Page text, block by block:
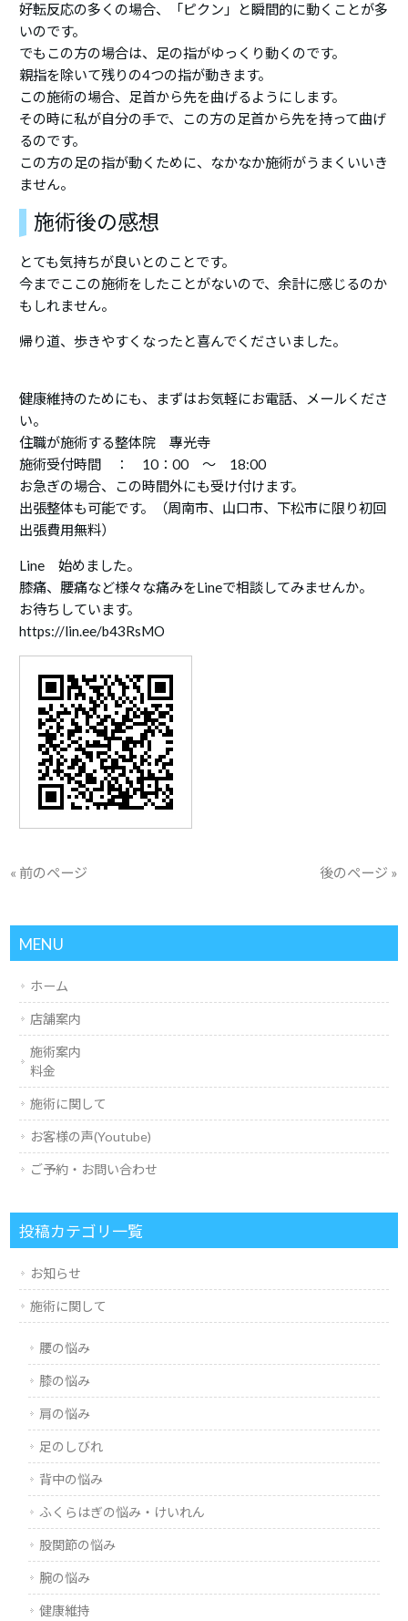
好転反応の多くの場合、「ピクン」と瞬間的に動くことが多
いのです。
でもこの方の場合は、足の指がゆっくり動くのです。
親指を除いて残りの4つの指が動きます。
この施術の場合、足首から先を曲げるようにします。
その時に私が自分の手で、この方の足首から先を持って曲げ
るのです。
この方の足の指が動くために、なかなか施術がうまくいいき
ません。
施術後の感想
とても気持ちが良いとのことです。
今までここの施術をしたことがないので、余計に感じるのか
もしれません。
帰り道、歩きやすくなったと喜んでくださいました。
健康維持のためにも、まずはお気軽にお電話、メールくださ
い。
住職が施術する整体院 專光寺
施術受付時間 ： 10：00 ～ 18:00
お急ぎの場合、この時間外にも受け付けます。
出張整体も可能です。（周南市、山口市、下松市に限り初回
出張費用無料）
Line 始めました。
膝痛、腰痛など様々な痛みをLineで相談してみませんか。
お待ちしています。
https://lin.ee/b43RsMO
« 前のページ 後のページ »
MENU
ホーム
店舗案内
施術案内
料金
施術に関して
お客様の声(Youtube)
ご予約・お問い合わせ
投稿カテゴリ一覧
お知らせ
施術に関して
腰の悩み
膝の悩み
肩の悩み
足のしびれ
背中の悩み
ふくらはぎの悩み・けいれん
股関節の悩み
腕の悩み
健康維持